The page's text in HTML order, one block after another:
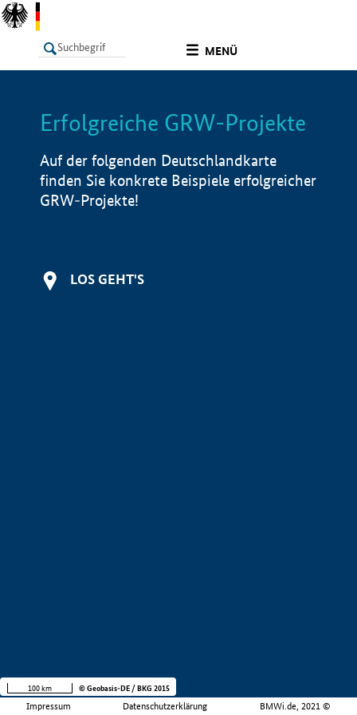
MENÜ
LISTE Info
Erfolgreiche GRW-Projekte
Auf der folgenden Deutschlandkarte
finden Sie konkrete Beispiele erfolgreicher
GRW-Projekte!
LOS GEHT'S
Impressum Datenschutzerklärung BMWi.de, 2021 ©
100 km © Geobasis-DE / BKG 2015